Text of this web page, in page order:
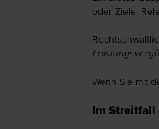
oder Ziele.
Wenn Sie mit
Im Streitfall